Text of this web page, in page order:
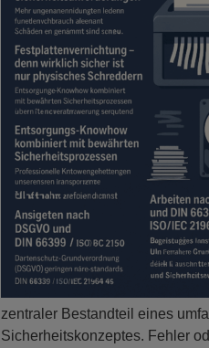
zentraler Bestandteil eines
Sicherheitskonzeptes. Fehler